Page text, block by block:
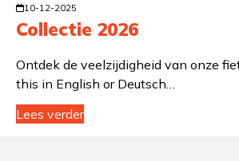
10-12-2025
Collectie 2026
Ontdek de veelzijdigheid van onze
this in English or Deutsch…
Lees verder